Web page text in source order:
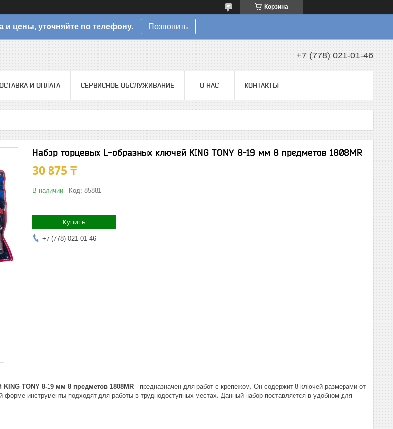
Корзина
и цены, уточняйте по телефону. Позвонить
+7 (778) 021-01-46
И ОПЛАТА СЕРВИСНОЕ ОБСЛУЖИВАНИЕ О НАС КОНТАКТЫ
Набор торцевых L-образных ключей KING TONY 8-19 мм 8 предметов 1808MR
30 875 ₸
В наличии Код: 85881
Купить
+7 (778) 021-01-46
TONY 8-19 мм 8 предметов 1808MR - предназначен для работ с крепежом. Он содержит 8 ключей размерами от
форме инструменты подходят для работы в труднодоступных местах. Данный набор поставляется в удобном для